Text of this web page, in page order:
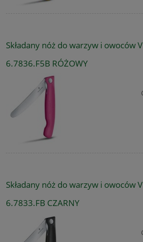
Składany nóż do warzyw i owoców
6.7836.F5B RÓŻOWY
Składany nóż do warzyw i owoców
6.7833.FB CZARNY